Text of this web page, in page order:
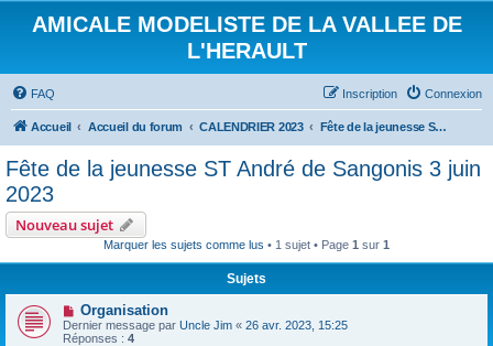
AMICALE MODELISTE DE LA VALLEE DE
L'HERAULT
FAQ Connexion
Inscription
Accueil Accueil du forum CALENDRIER 2023 Fête de la jeunesse ST André de Sangonis 3 juin 2023
Fête de la jeunesse ST André de Sangonis 3 juin
2023
Nouveau sujet
Marquer les sujets comme lus • 1 sujet • Page 1 sur 1
Sujets
Organisation
Dernier message par Uncle Jim « 26 avr. 2023, 15:25
Réponses : 4